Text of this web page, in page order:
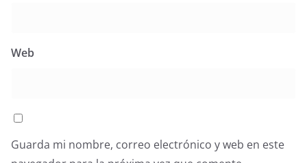
Web
Guarda mi nombre, correo electrónico y web en este